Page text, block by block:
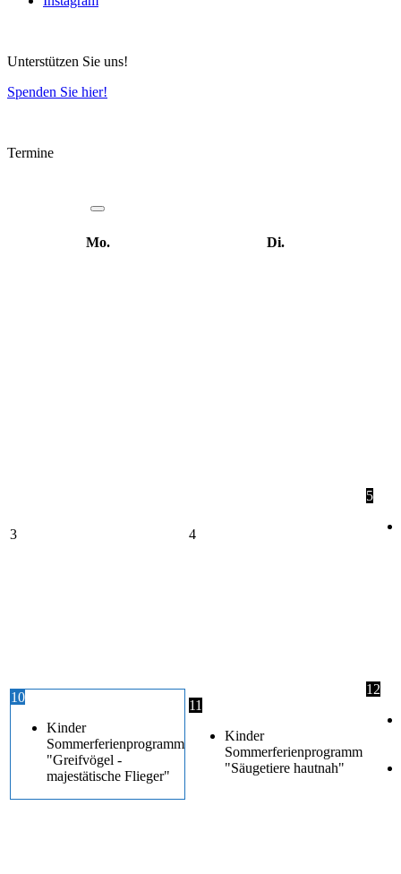
Unterstützen Sie uns!
Spenden Sie hier!
Termine
Mo. Di.
3 4
5
10
Kinder
Sommerferienprogramm
"Greifvögel -
majestätische Flieger"
11
Kinder
Sommerferienprogramm
"Säugetiere hautnah"
12